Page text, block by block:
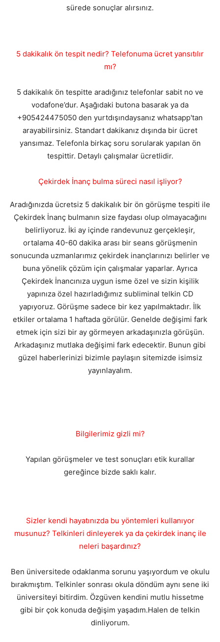
sürede sonuçlar alırsınız.
5 dakikalık ön tespit nedir? Telefonuma ücret yansıtılır
mı?
5 dakikalık ön tespitte aradığınız telefonlar sabit no ve
vodafone’dur. Aşağıdaki butona basarak ya da
+905424475050 den yurtdışındaysanız whatsapp'tan
arayabilirsiniz. Standart dakikanız dışında bir ücret
yansımaz. Telefonla birkaç soru sorularak yapılan ön
tespittir. Detaylı çalışmalar ücretlidir.
Çekirdek İnanç bulma süreci nasıl işliyor?
Aradığınızda ücretsiz 5 dakikalık bir ön görüşme tespiti ile
Çekirdek İnanç bulmanın size faydası olup olmayacağını
belirliyoruz. İki ay içinde randevunuz gerçekleşir,
ortalama 40-60 dakika arası bir seans görüşmenin
sonucunda uzmanlarımız çekirdek inançlarınızı belirler ve
buna yönelik çözüm için çalışmalar yaparlar. Ayrıca
Çekirdek İnancınıza uygun isme özel ve sizin kişilik
yapınıza özel hazırladığımız subliminal telkin CD
yapıyoruz. Görüşme sadece bir kez yapılmaktadır. İlk
etkiler ortalama 1 haftada görülür. Genelde değişimi fark
etmek için sizi bir ay görmeyen arkadaşınızla görüşün.
Arkadaşınız mutlaka değişimi fark edecektir. Bunun gibi
güzel haberlerinizi bizimle paylaşın sitemizde isimsiz
yayınlayalım.
Bilgilerimiz gizli mi?
Yapılan görüşmeler ve test sonuçları etik kurallar
gereğince bizde saklı kalır.
Sizler kendi hayatınızda bu yöntemleri kullanıyor
musunuz? Telkinleri dinleyerek ya da çekirdek inanç ile
neleri başardınız?
Ben üniversitede odaklanma sorunu yaşıyordum ve okulu
bırakmıştım. Telkinler sonrası okula döndüm aynı sene iki
üniversiteyi bitirdim. Özgüven kendini mutlu hissetme
gibi bir çok konuda değişim yaşadım.Halen de telkin
dinliyorum.